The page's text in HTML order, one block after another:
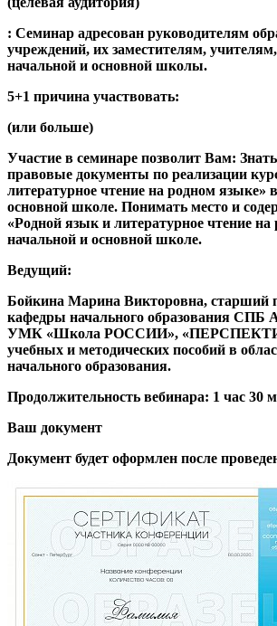
: Семинар адресован руководителям
учреждений, их заместителям,
начальной и основной школы.
5+1 причина участвовать:
(или больше)
Участие в семинаре позволит Вам:
правовые документы по реализации
литературное чтение на родном языке»
основной школе. Понимать место и
«Родной язык и литературное чтение
начальной и основной школе.
Ведущий:
Бойкина Марина Викторовна, старший
кафедры начального образования СПБ
УМК «Школа РОССИИ»,
учебных и методических пособий в
начального образования.
Продолжительность вебинара: 1 час 30
Ваш документ
Документ будет оформлен после